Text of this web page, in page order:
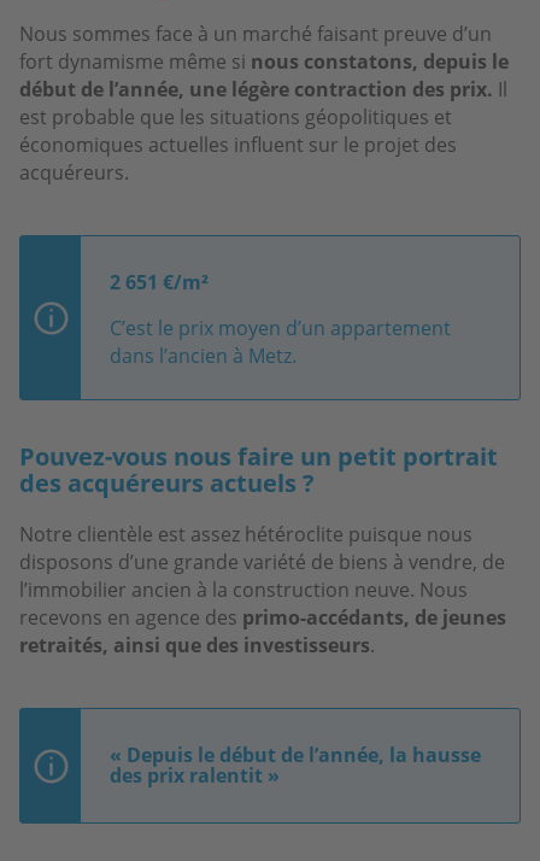
Nous sommes face à un marché faisant preuve d’un
fort dynamisme même si nous constatons, depuis le
début de l’année, une légère contraction des prix. Il
est probable que les situations géopolitiques et
économiques actuelles influent sur le projet des
acquéreurs.
2 651 €/m²
C’est le prix moyen d’un appartement
dans l’ancien à Metz.
Pouvez-vous nous faire un petit portrait
des acquéreurs actuels ?
Notre clientèle est assez hétéroclite puisque nous
disposons d’une grande variété de biens à vendre, de
l’immobilier ancien à la construction neuve. Nous
recevons en agence des primo-accédants, de jeunes
retraités, ainsi que des investisseurs.
« Depuis le début de l’année, la hausse
des prix ralentit »